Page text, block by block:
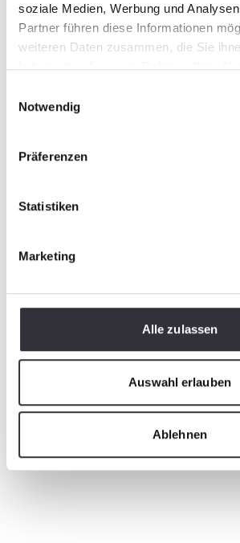
soziale Medien, Werbung und
Partner führen diese Informationen
weiteren Daten zusammen, die Sie
haben oder die sie im Rahmen Ihrer
Notwendig
Präferenzen
Statistiken
Marketing
Alle zulassen
Auswahl erlauben
Ablehnen